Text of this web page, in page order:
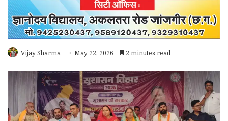
Vijay Sharma May 22, 2026 2 minutes read